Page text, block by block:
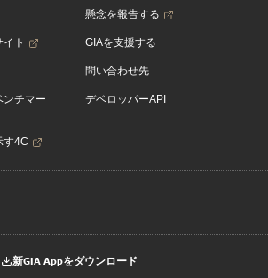
ト
ンチマー
す4C
懸念を報告する
GIAを支援する
問い合わせ先
デベロッパーAPI
新GIA Appをダウンロード